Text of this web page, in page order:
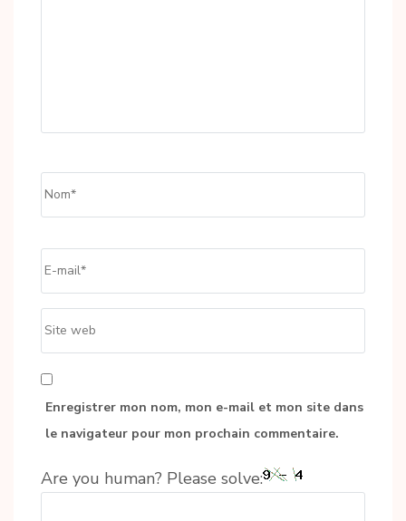
Name
Email*
Site
web
Enregistrer mon nom, mon e-mail et mon site dans
le navigateur pour mon prochain commentaire.
Are you human? Please solve: